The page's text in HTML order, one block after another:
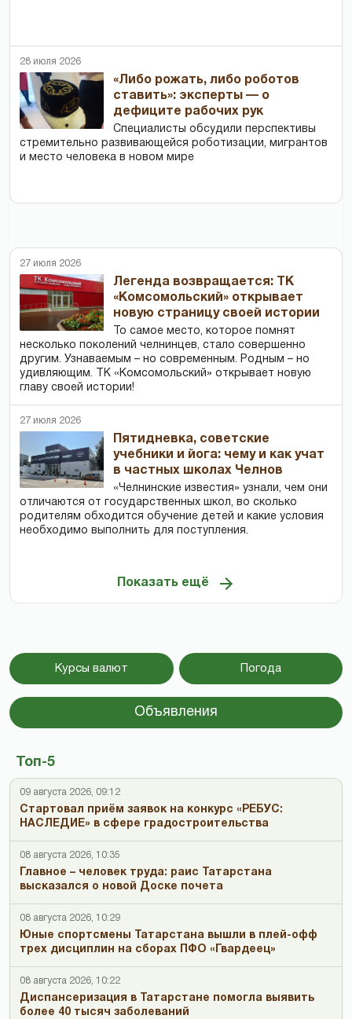
28 июля 2026
«Либо рожать, либо роботов
ставить»: эксперты — о
дефиците рабочих рук
Специалисты обсудили перспективы
стремительно развивающейся роботизации, мигрантов
и место человека в новом мире
27 июля 2026
Легенда возвращается: ТК
«Комсомольский» открывает
новую страницу своей истории
То самое место, которое помнят
несколько поколений челнинцев, стало совершенно
другим. Узнаваемым – но современным. Родным – но
удивляющим. ТК «Комсомольский» открывает новую
главу своей истории!
27 июля 2026
Пятидневка, советские
учебники и йога: чему и как учат
в частных школах Челнов
«Челнинские известия» узнали, чем они
отличаются от государственных школ, во сколько
родителям обходится обучение детей и какие условия
необходимо выполнить для поступления.
Показать ещё
Курсы валют Погода
Объявления
Топ-5
09 августа 2026, 09:12
Стартовал приём заявок на конкурс «РЕБУС:
НАСЛЕДИЕ» в сфере градостроительства
08 августа 2026, 10:35
Главное – человек труда: раис Татарстана
высказался о новой Доске почета
08 августа 2026, 10:29
Юные спортсмены Татарстана вышли в плей-офф
трех дисциплин на сборах ПФО «Гвардеец»
08 августа 2026, 10:22
Диспансеризация в Татарстане помогла выявить
более 40 тысяч заболеваний